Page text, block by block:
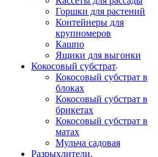
Горшки для растений
Контейнеры для
крупномеров
Кашпо
Ящики для выгонки
Кокосовый субстрат
Кокосовый субстрат в
блоках
Кокосовый субстрат в
брикетах
Кокосовый субстрат в
матах
Мульча садовая
Разрыхлители,